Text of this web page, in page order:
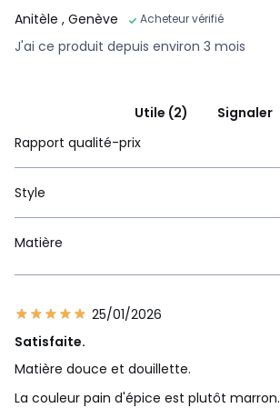
Anitèle , Genève Acheteur vérifié
J'ai ce produit depuis environ 3 mois
Utile (2)
Signaler
Rapport qualité-prix
Style
Matière
25/01/2026
Satisfaite.
Matière douce et douillette.
La couleur pain d'épice est plutôt marron.